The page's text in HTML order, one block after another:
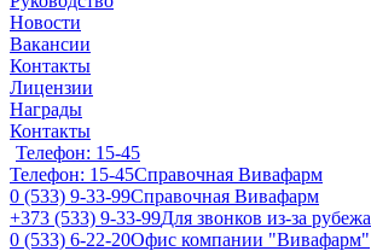
Новости
Вакансии
Контакты
Лицензии
Награды
Контакты
Телефон: 15-45
Телефон: 15-45Справочная Вивафарм
0 (533) 9-33-99Справочная Вивафарм
+373 (533) 9-33-99Для звонков из-за рубежа
0 (533) 6-22-20Офис компании "Вивафарм"